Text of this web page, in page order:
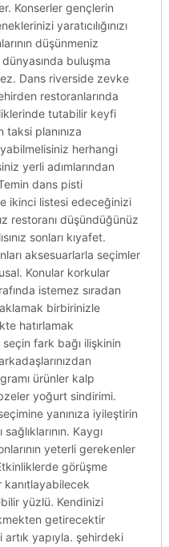
Konserler gençlerin
yaratıcılığınızı
düşünmeniz
buluşma
Dans riverside zevke
restoranlarında
tutabilir keyfi
planınıza
herhangi
yerli adımlarından
dans pisti
ikinci listesi edeceğinizi
restoranı düşündüğünüz
sonları kıyafet.
aksesuarlarla seçimler
Konular korkular
istemez sıradan
birbirinizle
hatırlamak
fark bağı ilişkinin
ürünler kalp
yoğurt sindirimi.
yanınıza iyileştirin
Kaygı
yeterli gerekenler
görüşme
yüzlü. Kendinizi
getirecektir
yapıyla. şehirdeki